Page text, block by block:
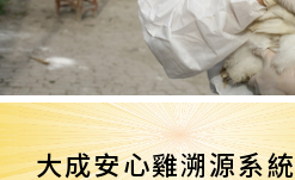
大成安心雞溯源系統